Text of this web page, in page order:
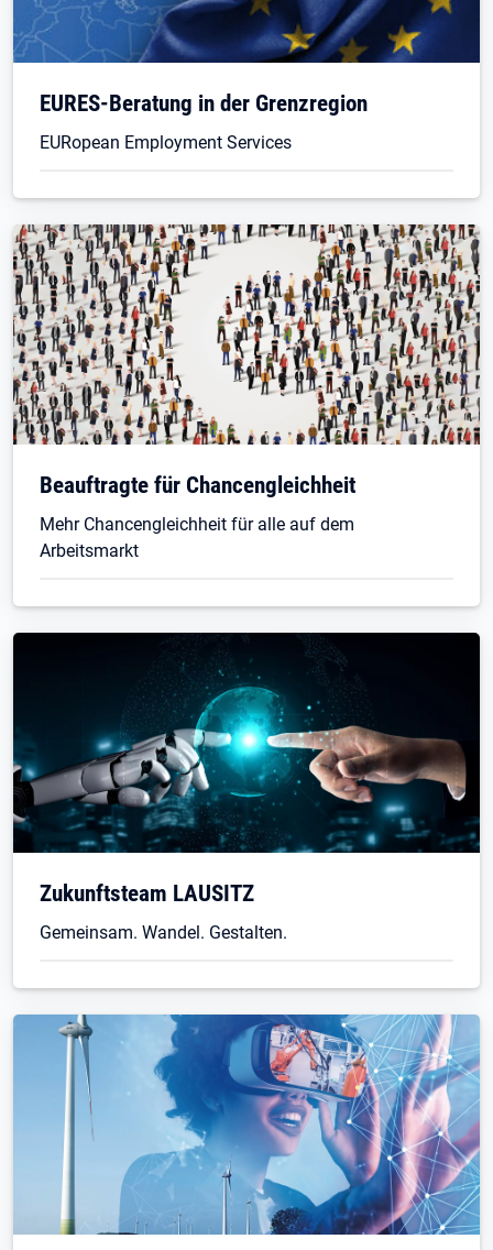
EURES-Beratung in der Grenzregion
EURopean Employment Services
Beauftragte für Chancengleichheit
Mehr Chancengleichheit für alle auf dem
Arbeitsmarkt
Zukunftsteam LAUSITZ
Gemeinsam. Wandel. Gestalten.